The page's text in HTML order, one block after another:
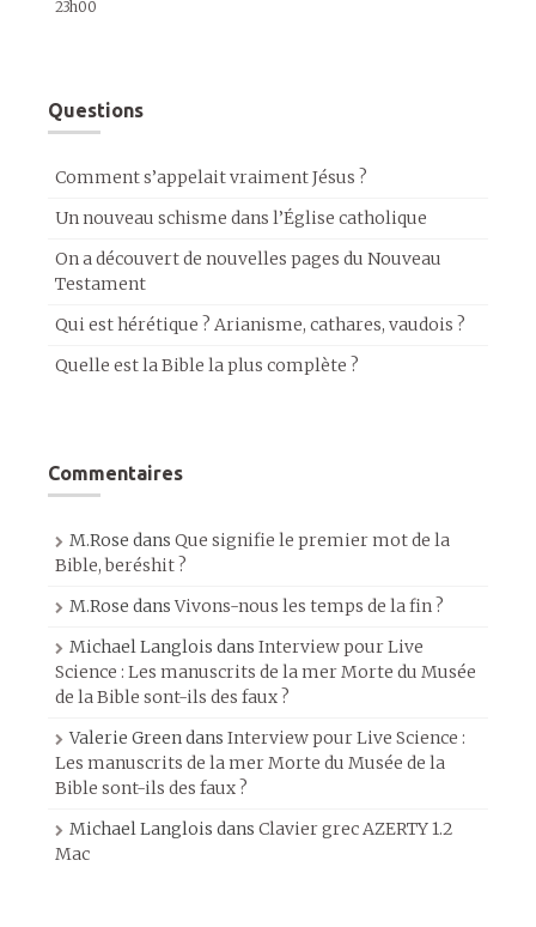
23h00
Questions
Comment s’appelait vraiment Jésus ?
Un nouveau schisme dans l’Église catholique
On a découvert de nouvelles pages du Nouveau
Testament
Qui est hérétique ? Arianisme, cathares, vaudois ?
Quelle est la Bible la plus complète ?
Commentaires
M.Rose dans Que signifie le premier mot de la
Bible, beréshit ?
M.Rose dansVivons-nous les temps de la fin ?
Michael Langlois dans Interview pour Live
Science : Les manuscrits de la mer Morte du Musée
de la Bible sont-ils des faux ?
Valerie Greendans Interview pour Live Science :
Les manuscrits de la mer Morte du Musée de la
Bible sont-ils des faux ?
Michael Langlois dans Clavier grec AZERTY 1.2
Mac